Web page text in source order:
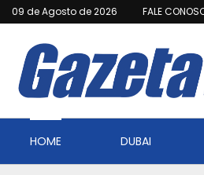
09 de Agosto de 2026 FALE
HOME DUBAI